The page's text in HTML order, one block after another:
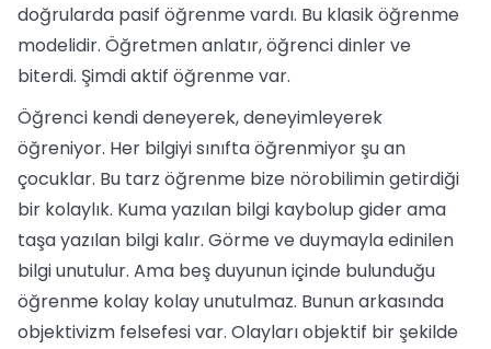
doğrularda pasif öğrenme vardı. Bu klasik öğrenme
modelidir. Öğretmen anlatır, öğrenci dinler ve
biterdi. Şimdi aktif öğrenme var.
Öğrenci kendi deneyerek, deneyimleyerek
öğreniyor. Her bilgiyi sınıfta öğrenmiyor şu an
çocuklar. Bu tarz öğrenme bize nörobilimin getirdiği
bir kolaylık. Kuma yazılan bilgi kaybolup gider ama
taşa yazılan bilgi kalır. Görme ve duymayla edinilen
bilgi unutulur. Ama beş duyunun içinde bulunduğu
öğrenme kolay kolay unutulmaz. Bunun arkasında
objektivizm felsefesi var. Olayları objektif bir şekilde